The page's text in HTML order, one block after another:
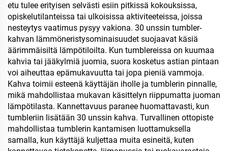
etu tulee erityisen selvästi esiin pitkissä kokouksissa,
opiskelutilanteissa tai ulkoisissa aktiviteeteissa, joissa
nesteytys vaatimus pysyy vakiona. 30 unssin tumbler-
kahvan lämmöneristysominaisuudet suojaavat käsiä
äärimmäisiltä lämpötiloilta. Kun tumblereissa on kuumaa
kahvia tai jääkylmiä juomia, suora kosketus astian pintaan
voi aiheuttaa epämukavuutta tai jopa pieniä vammoja.
Kahva toimii esteenä käyttäjän iholle ja tumblerin pinnalle,
mikä mahdollistaa mukavan käsittelyn riippumatta juoman
lämpötilasta. Kannettavuus paranee huomattavasti, kun
tumbleriin lisätään 30 unssin kahva. Turvallinen ottopiste
mahdollistaa tumblerin kantamisen luottamuksella
samalla, kun käyttäjä kuljettaa muita esineitä, kuten